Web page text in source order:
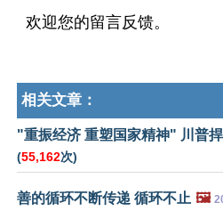
欢迎您的留言反馈。
相关文章：
"重振经济 重塑国家精神" 川普
(55,162次)
善的循环不断传递 循环不止 🖼️